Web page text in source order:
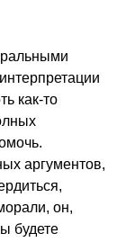
как-то
аргументов,
он,
будете